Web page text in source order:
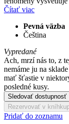
Čítať viac
Pevná väzba
Čeština
Vypredané
Ach, mrzí nás to, z
nemáme ju na
mať šťastie v
posledné kusy.
Sledovať dostupnosť
Rezervovať v
Pridať do zoznamu